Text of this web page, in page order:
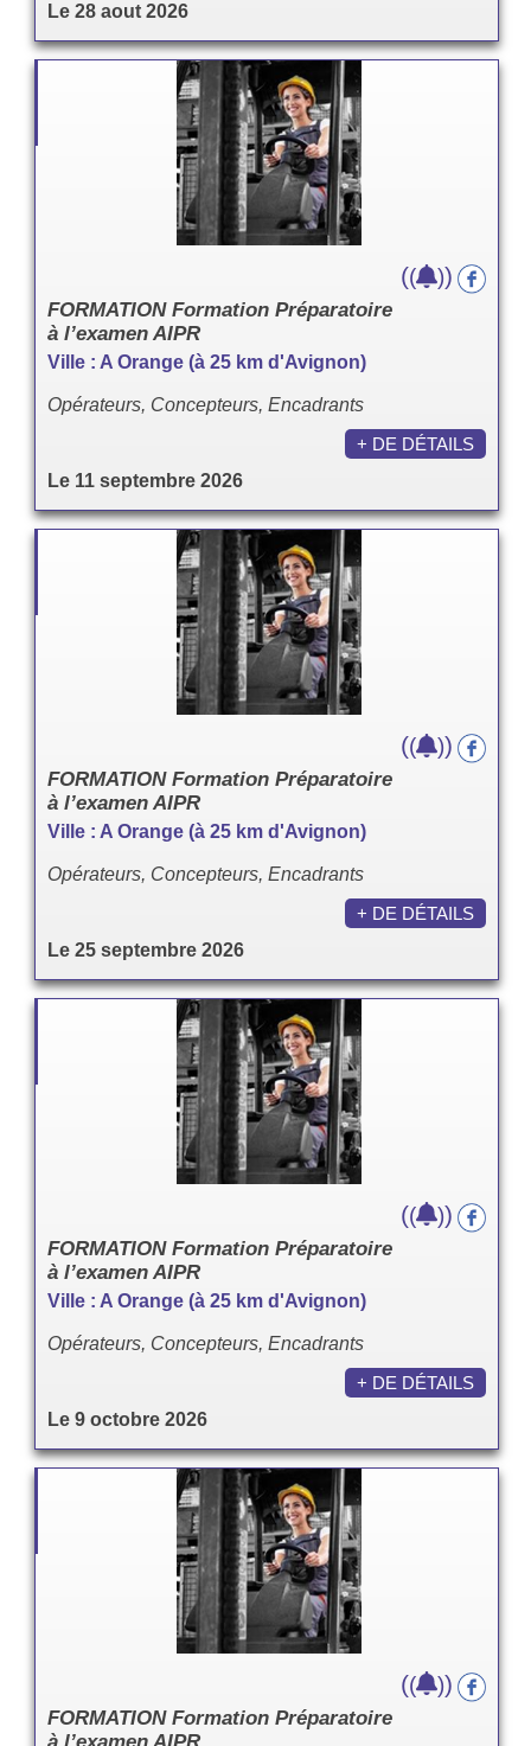
Le 28 aout 2026
FORMATION Formation Préparatoire
à l’examen AIPR
Ville : A Orange (à 25 km d'Avignon)
Opérateurs, Concepteurs, Encadrants
Le 11 septembre 2026
(( ))
+ DE DÉTAILS
FORMATION Formation Préparatoire
à l’examen AIPR
Ville : A Orange (à 25 km d'Avignon)
Opérateurs, Concepteurs, Encadrants
Le 25 septembre 2026
(( ))
+ DE DÉTAILS
FORMATION Formation Préparatoire
à l’examen AIPR
Ville : A Orange (à 25 km d'Avignon)
Opérateurs, Concepteurs, Encadrants
Le 9 octobre 2026
(( ))
+ DE DÉTAILS
FORMATION Formation Préparatoire
(( ))